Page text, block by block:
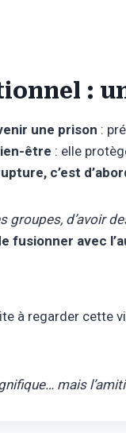
:
une prison :
être : elle
c’est
groupes, d’avoir
fusionner avec
à regarder cette
mais